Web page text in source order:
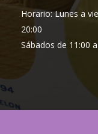
Horario: Lunes a
20:00
Sábados de 11:00